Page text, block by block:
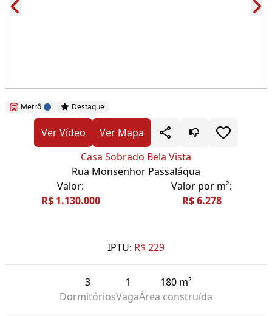
Metrô Destaque
Ver Vídeo
Ver Mapa
Casa Sobrado Bela Vista
Rua Monsenhor Passaláqua
Valor:
R$ 1.130.000
Valor por m²:
R$ 6.278
IPTU: R$ 229
3
Dormitórios
1
Vaga
180 m²
Área construída